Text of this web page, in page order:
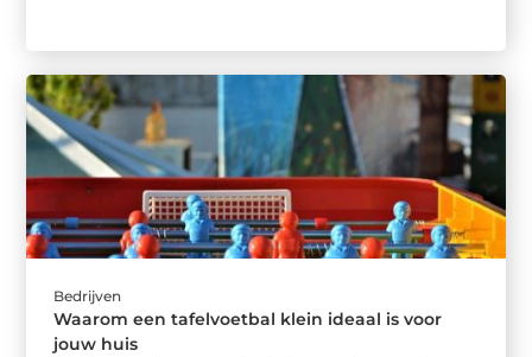
Bedrijven
Waarom een tafelvoetbal klein ideaal is voor
jouw huis